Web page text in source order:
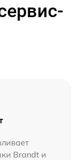
Brandt и